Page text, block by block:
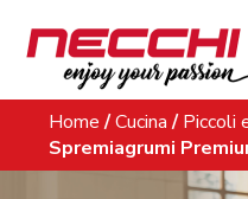
Home /Cucina / Piccoli
Spremiagrumi